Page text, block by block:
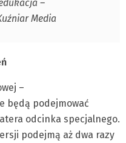
–
Media
–
będą podejmować
odcinka specjalnego.
podejmą aż dwa razy